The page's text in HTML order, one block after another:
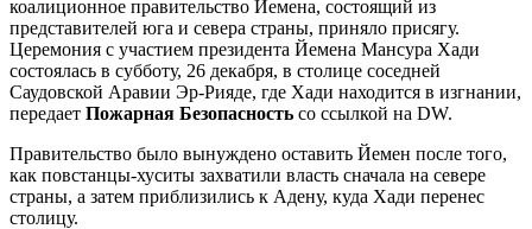
коалиционное правительство Йемена, состоящий из
представителей юга и севера страны, приняло присягу.
Церемония с участием президента Йемена Мансура Хади
состоялась в субботу, 26 декабря, в столице соседней
Саудовской Аравии Эр-Рияде, где Хади находится в изгнании,
передает Пожарная Безопасность со ссылкой на DW.
Правительство было вынуждено оставить Йемен после того,
как повстанцы-хуситы захватили власть сначала на севере
страны, а затем приблизились к Адену, куда Хади перенес
столицу.